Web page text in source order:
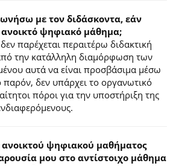
με τον διδάσκοντα, εάν
ψηφιακό μάθημα;
παρέχεται περαιτέρω διδακτική
την κατάλληλη διαμόρφωση των
αυτά να είναι προσβάσιμα μέσω
παρόν, δεν υπάρχει το οργανωτικό
πόροι για την υποστήριξη της
ψηφιακού μαθήματος
μου στο αντίστοιχο μάθημα